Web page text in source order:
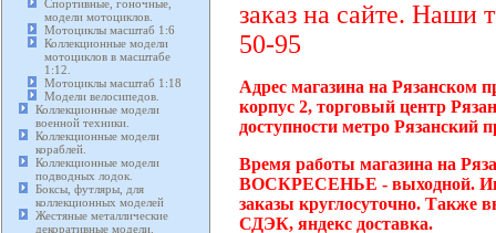
Спортивные, гоночные,
модели мотоциклов.
Мотоциклы масштаб 1:6
Коллекционные модели
мотоциклов в масштабе
1:12.
Мотоциклы масштаб 1:18
Модели велосипедов.
Коллекционные модели
военной техники.
Коллекционные модели
кораблей.
Коллекционные модели
подводных лодок.
Боксы, футляры, для
коллекционных моделей
Жестяные металлические
декоративные модели.
заказ на сайте. Наши
50-95
Адрес магазина на Рязанском
корпус 2, торговый центр
доступности метро Рязанский
Время работы магазина на
ВОСКРЕСЕНЬЕ - выходной.
заказы круглосуточно. Также
СДЭК, яндекс доставка.